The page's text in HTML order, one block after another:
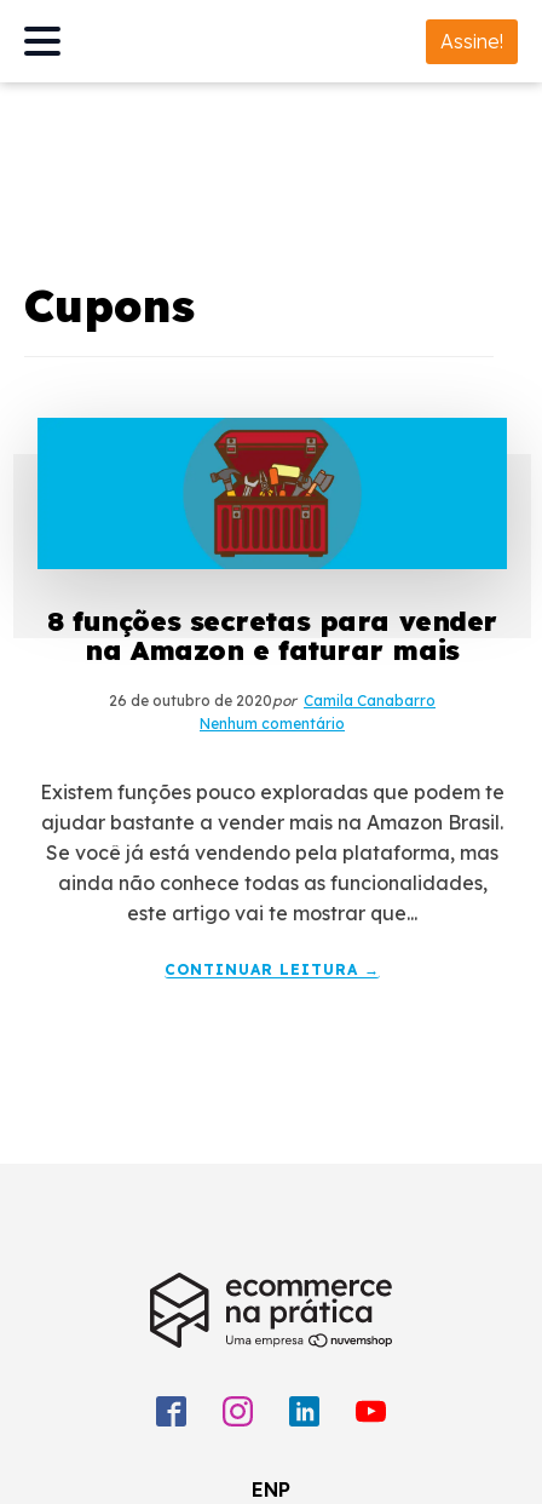
Assine!
Cupons
8 funções secretas para vender
na Amazon e faturar mais
26 de outubro de 2020por Camila Canabarro
Nenhum comentário
Existem funções pouco exploradas que podem te
ajudar bastante a vender mais na Amazon Brasil.
Se você já está vendendo pela plataforma, mas
ainda não conhece todas as funcionalidades,
este artigo vai te mostrar que...
CONTINUAR LEITURA →
ENP